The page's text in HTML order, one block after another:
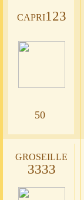
capri123
50
groseille
3333